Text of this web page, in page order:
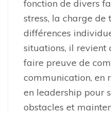
fonction de divers
stress, la charge de
différences
situations, il revient
faire preuve de
communication, en
en leadership pour
obstacles et